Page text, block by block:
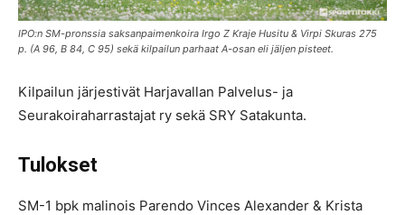
IPO:n SM-pronssia saksanpaimenkoira Irgo Z Kraje Husitu & Virpi Skuras 275
p. (A 96, B 84, C 95) sekä kilpailun parhaat A-osan eli jäljen pisteet.
Kilpailun järjestivät Harjavallan Palvelus- ja
Seurakoiraharrastajat ry sekä SRY Satakunta.
Tulokset
SM-1 bpk malinois Parendo Vinces Alexander & Krista